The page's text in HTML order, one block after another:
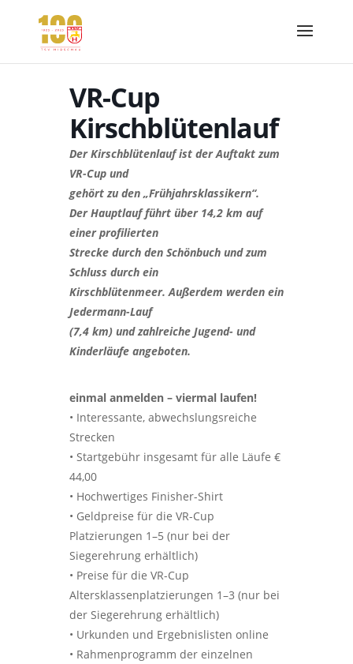
VR-Cup
Kirschblütenlauf
Der Kirschblütenlauf ist der Auftakt zum
VR-Cup und
gehört zu den „Frühjahrsklassikern“.
Der Hauptlauf führt über 14,2 km auf
einer profilierten
Strecke durch den Schönbuch und zum
Schluss durch ein
Kirschblütenmeer. Außerdem werden ein
Jedermann-Lauf
(7,4 km) und zahlreiche Jugend- und
Kinderläufe angeboten.
einmal anmelden – viermal laufen!
• Interessante, abwechslungsreiche
Strecken
• Startgebühr insgesamt für alle Läufe €
44,00
• Hochwertiges Finisher-Shirt
• Geldpreise für die VR-Cup
Platzierungen 1–5 (nur bei der
Siegerehrung erhältlich)
• Preise für die VR-Cup
Altersklassenplatzierungen 1–3 (nur bei
der Siegerehrung erhältlich)
• Urkunden und Ergebnislisten online
• Rahmenprogramm der einzelnen